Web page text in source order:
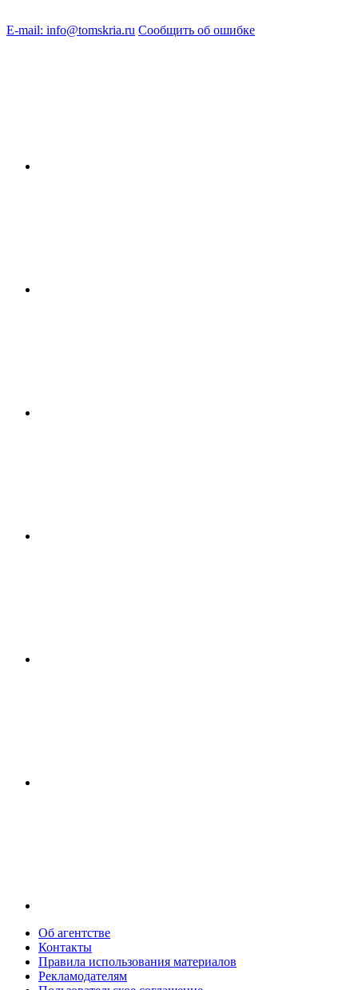
E-mail: info@tomskria.ru Сообщить об ошибке
Об агентстве
Контакты
Правила использования материалов
Рекламодателям